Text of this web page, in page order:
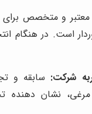
و متخصص برای
است. در هنگام
شرکت: سابقه و
نشان